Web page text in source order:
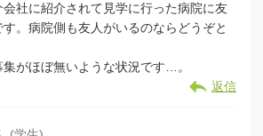
社に紹介されて見学に行った病院に友
。病院側も友人がいるのならどうぞと
がほぼ無いような状況です…。
返信